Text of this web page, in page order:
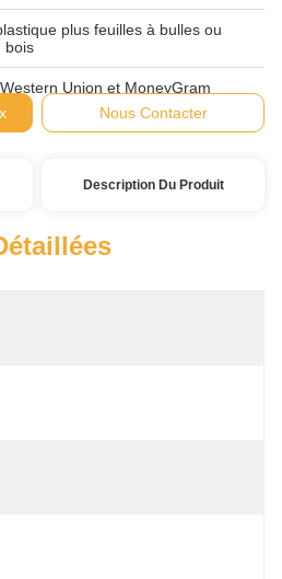
plus feuilles à bulles ou
bois
Union et MoneyGram
Nous Contacter
Description Du Produit